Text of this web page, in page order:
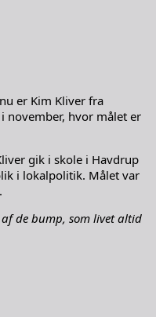
er Kim Kliver fra
november, hvor målet er
gik i skole i Havdrup
i lokalpolitik. Målet var
de bump, som livet altid